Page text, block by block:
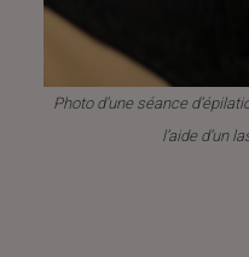
Photo d’une séance
l’aide d’un